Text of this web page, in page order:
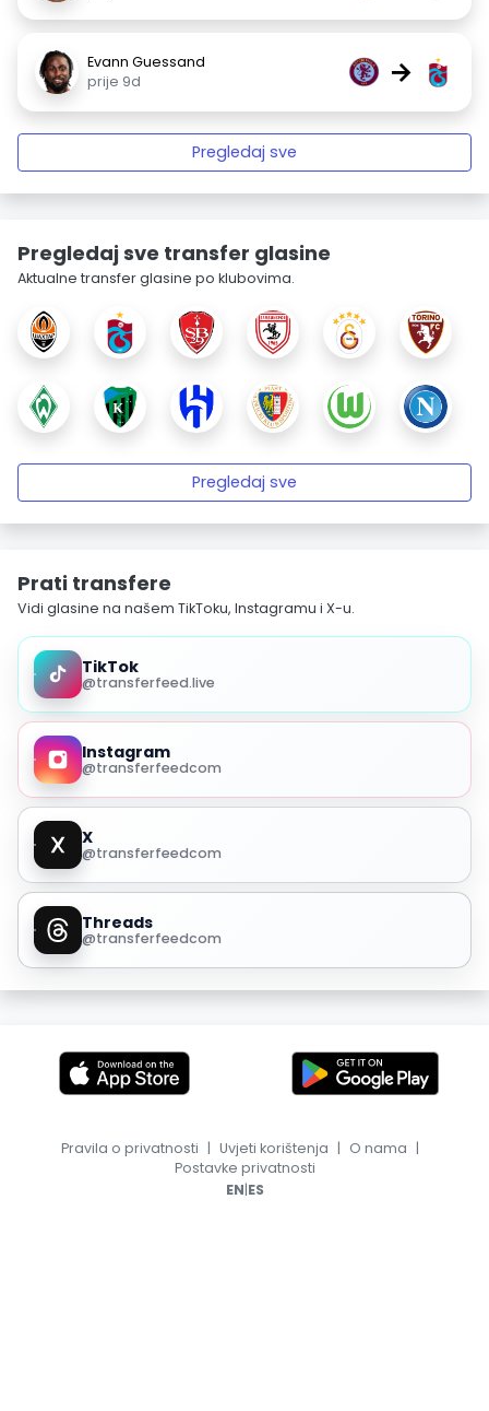
Evann Guessand
prije 9d
→
Pregledaj sve
Pregledaj sve transfer glasine
Aktualne transfer glasine po klubovima.
Pregledaj sve
Prati transfere
Vidi glasine na našem TikToku, Instagramu i X-u.
TikTok
@transferfeed.live
Instagram
@transferfeedcom
X
@transferfeedcom
Threads
@transferfeedcom
Pravila o privatnosti | Uvjeti korištenja | O nama |
Postavke privatnosti
EN|ES